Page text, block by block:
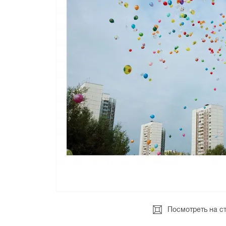
Посмотреть на